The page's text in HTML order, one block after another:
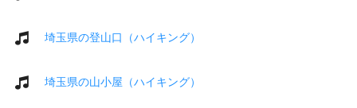
埼玉県の登山口（ハイキング）
埼玉県の山小屋（ハイキング）